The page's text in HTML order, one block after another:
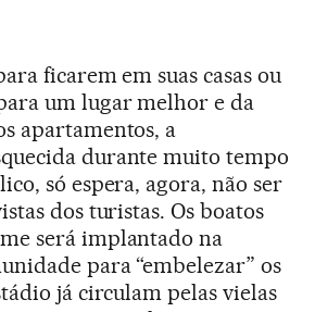
ficarem em suas casas ou
um lugar melhor e da
apartamentos, a
durante muito tempo
só espera, agora, não ser
dos turistas. Os boatos
será implantado na
para “embelezar” os
já circulam pelas vielas